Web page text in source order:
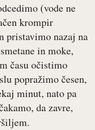
(vode ne
krompir
pristavimo nazaj na
in moke,
času očistimo
popražimo česen,
minut, nato pa
da zavre,